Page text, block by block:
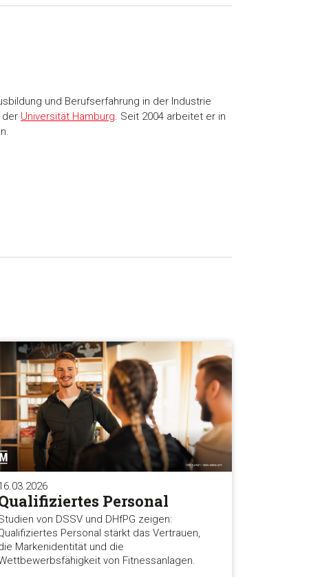
und Berufserfahrung in der Industrie
der Universität Hamburg. Seit 2004 arbeitet er in
Personal
von DSSV und DHfPG zeigen:
Personal stärkt das Vertrauen,
Markenidentität und die
von Fitnessanlagen.